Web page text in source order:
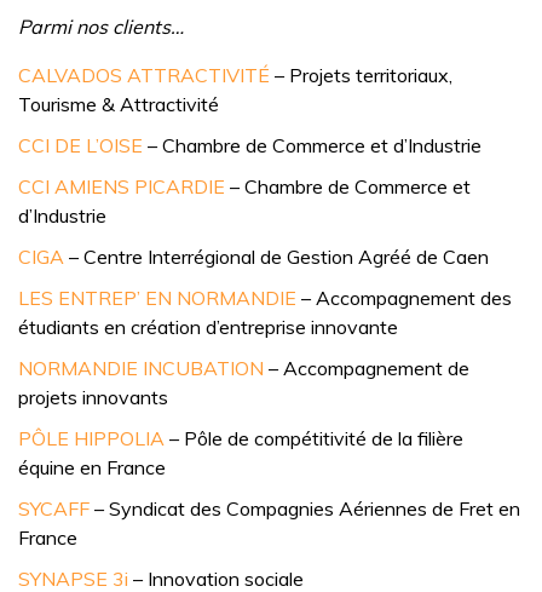
Parmi nos clients…
CALVADOS ATTRACTIVITÉ – Projets territoriaux,
Tourisme & Attractivité
CCI DE L’OISE – Chambre de Commerce et d’Industrie
CCI AMIENS PICARDIE – Chambre de Commerce et
d’Industrie
CIGA – Centre Interrégional de Gestion Agréé de Caen
LES ENTREP’ EN NORMANDIE – Accompagnement des
étudiants en création d’entreprise innovante
NORMANDIE INCUBATION – Accompagnement de
projets innovants
PÔLE HIPPOLIA – Pôle de compétitivité de la filière
équine en France
SYCAFF – Syndicat des Compagnies Aériennes de Fret en
France
SYNAPSE 3i – Innovation sociale